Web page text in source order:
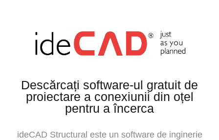
Descărcați software-ul gratuit de
proiectare a conexiunii din oțel
pentru a încerca
ideCAD Structural este un software de inginerie